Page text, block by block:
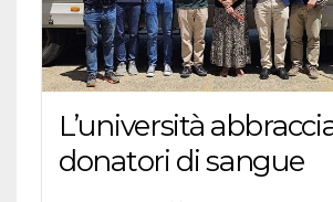
L’università
donatori di sangue